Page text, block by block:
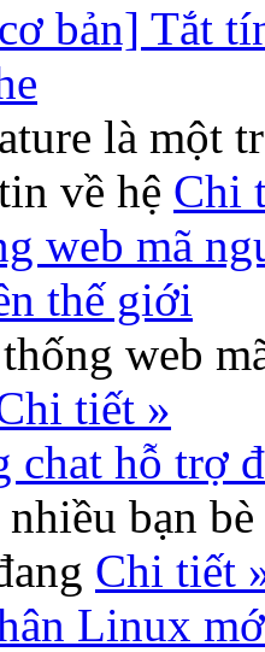
bản] Tắt
là một
về hệ Chi
web mã
thế giới
web
tiết »
chat hỗ trợ
bạn
Chi tiết
Linux